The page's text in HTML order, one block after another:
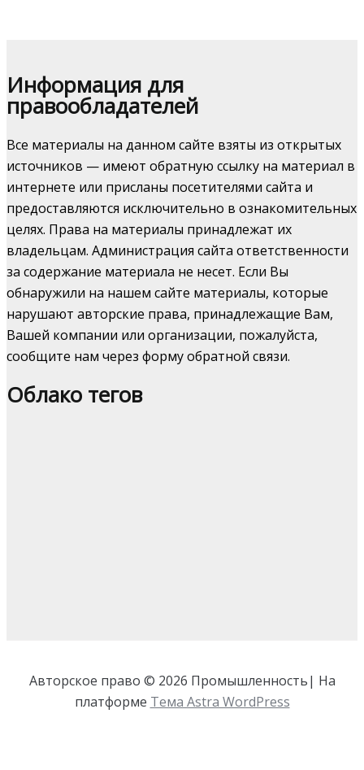
Информация для
правообладателей
Все материалы на данном сайте взяты из открытых
источников — имеют обратную ссылку на материал в
интернете или присланы посетителями сайта и
предоставляются исключительно в ознакомительных
целях. Права на материалы принадлежат их
владельцам. Администрация сайта ответственности
за содержание материала не несет. Если Вы
обнаружили на нашем сайте материалы, которые
нарушают авторские права, принадлежащие Вам,
Вашей компании или организации, пожалуйста,
сообщите нам через форму обратной связи.
Облако тегов
Авторское право © 2026 Промышленность| На
платформе Тема Astra WordPress